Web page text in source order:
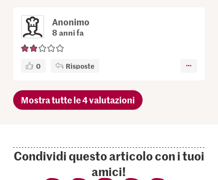
Anonimo
8 anni fa
0 Risposte
Mostra tutte le 4 valutazioni
Condividi questo articolo con i tuoi
amici!